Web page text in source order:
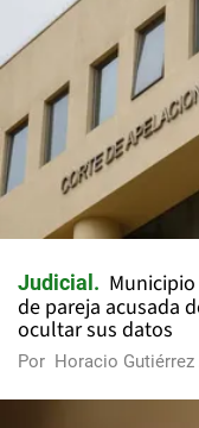
Judicial
de pareja acusada
ocultar sus datos
Por Horacio Gutiérrez